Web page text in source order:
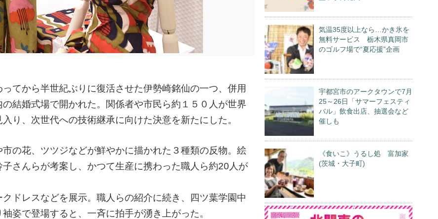
てから半世紀ぶりに復活させた伊勢崎銘仙の一つ、併用
結婚式場で開かれた。関係者や市民ら約１５０人が世界
り、次世代への技術継承に向けた決意を新たにした。
の花、ツツジなどが鮮やかに描かれた３種類の反物。絵
さんらが考案し、かつて生産に携わった職人ら約20人が
ドレスなどを展示。職人らの紹介に続き、四ツ葉学園中
姿で登場すると、一斉に拍手が湧き上がった。
気温35度以上なら…かき氷を
無料サービス 栃木県真岡市
のゴルフ場で“夏応援”企画
宇都宮市のアークタウンで7月
25～26日「サマーフェスティ
バル」飲食出店、抽選会など
催しも
《食いこ》うるし処 富加家
(茨城・大子町)